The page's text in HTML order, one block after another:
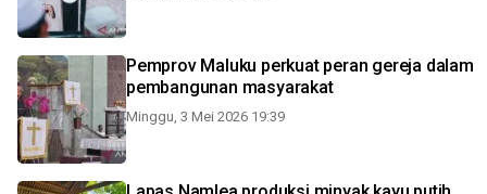
Pemprov Maluku perkuat peran gereja dalam
pembangunan masyarakat
Minggu, 3 Mei 2026 19:39